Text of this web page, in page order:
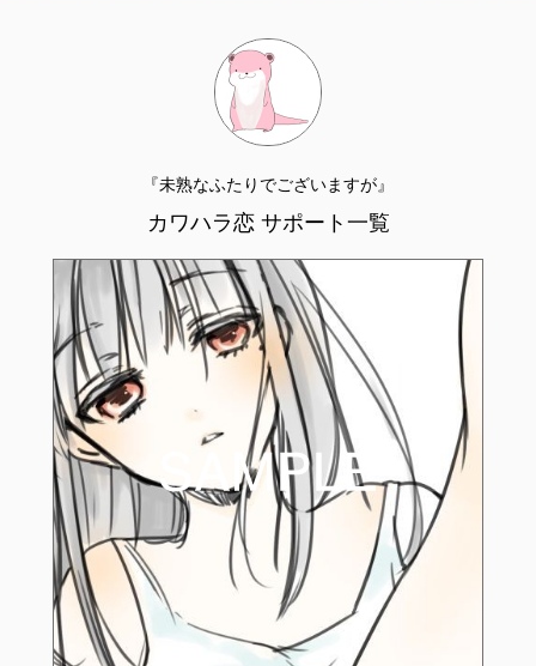
『未熟なふたりでございますが』
カワハラ恋 サポート一覧